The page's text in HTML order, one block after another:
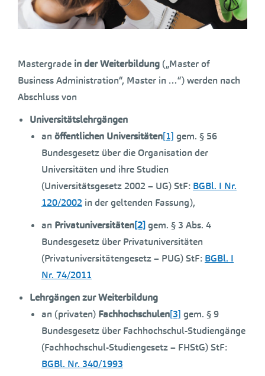
Mastergrade in der Weiterbildung („Master of
Business Administration“, Master in …“) werden nach
Abschluss von
Universitätslehrgängen
an öffentlichen Universitäten[1] gem. § 56
Bundesgesetz über die Organisation der
Universitäten und ihre Studien
(Universitätsgesetz 2002 – UG) StF: BGBl. I Nr.
120/2002 in der geltenden Fassung),
an Privatuniversitäten[2]gem. § 3 Abs. 4
Bundesgesetz über Privatuniversitäten
(Privatuniversitätengesetz – PUG) StF: BGBl. I
Nr. 74/2011
Lehrgängen zur Weiterbildung
an (privaten) Fachhochschulen[3] gem. § 9
Bundesgesetz über Fachhochschul-Studiengänge
(Fachhochschul-Studiengesetz – FHStG) StF:
BGBl. Nr. 340/1993